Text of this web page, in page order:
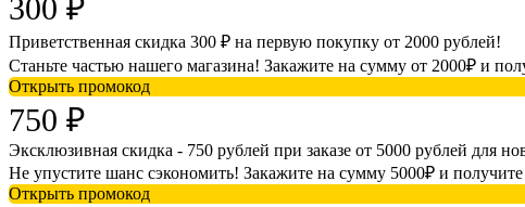
300 ₽
Приветственная скидка 300 ₽ на первую покупку от 2000 рублей!
Станьте частью нашего магазина! Закажите на сумму от 2000₽ и
Открыть промокод
750 ₽
Эксклюзивная скидка - 750 рублей при заказе от 5000 рублей для
Не упустите шанс сэкономить! Закажите на сумму 5000₽ и
Открыть промокод